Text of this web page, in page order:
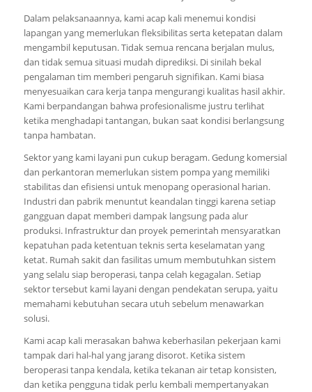
Dalam pelaksanaannya, kami acap kali menemui kondisi
lapangan yang memerlukan fleksibilitas serta ketepatan dalam
mengambil keputusan. Tidak semua rencana berjalan mulus,
dan tidak semua situasi mudah diprediksi. Di sinilah bekal
pengalaman tim memberi pengaruh signifikan. Kami biasa
menyesuaikan cara kerja tanpa mengurangi kualitas hasil akhir.
Kami berpandangan bahwa profesionalisme justru terlihat
ketika menghadapi tantangan, bukan saat kondisi berlangsung
tanpa hambatan.
Sektor yang kami layani pun cukup beragam. Gedung komersial
dan perkantoran memerlukan sistem pompa yang memiliki
stabilitas dan efisiensi untuk menopang operasional harian.
Industri dan pabrik menuntut keandalan tinggi karena setiap
gangguan dapat memberi dampak langsung pada alur
produksi. Infrastruktur dan proyek pemerintah mensyaratkan
kepatuhan pada ketentuan teknis serta keselamatan yang
ketat. Rumah sakit dan fasilitas umum membutuhkan sistem
yang selalu siap beroperasi, tanpa celah kegagalan. Setiap
sektor tersebut kami layani dengan pendekatan serupa, yaitu
memahami kebutuhan secara utuh sebelum menawarkan
solusi.
Kami acap kali merasakan bahwa keberhasilan pekerjaan kami
tampak dari hal-hal yang jarang disorot. Ketika sistem
beroperasi tanpa kendala, ketika tekanan air tetap konsisten,
dan ketika pengguna tidak perlu kembali mempertanyakan